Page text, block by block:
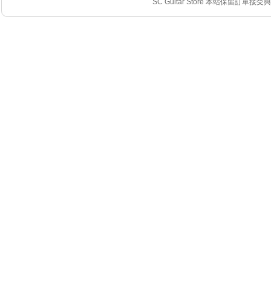
SC Guitar Store 本站保留訂單接受